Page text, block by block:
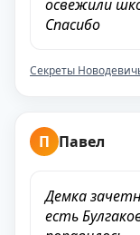
освежили
Спасибо
Секреты
П Павел
Демка
есть